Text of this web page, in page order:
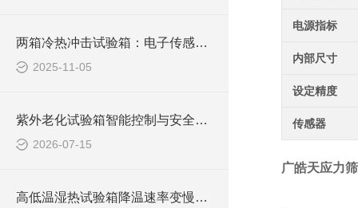
两箱冷热冲击试验箱：电子传感器温度冲击测试的核心装备
2025-11-05
紫外老化试验箱智能控制与安全防护功能，适配长期连续测试
2026-07-15
高低温湿热试验箱降温速率变慢可能会对试验结果产生什么影响？
电源指标
内部尺寸
设定精度
传感器
广皓天应力